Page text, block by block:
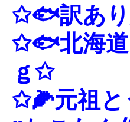
✩🐟訳あり
✩🐟北海道
ｇ✩
✩🌽元祖と